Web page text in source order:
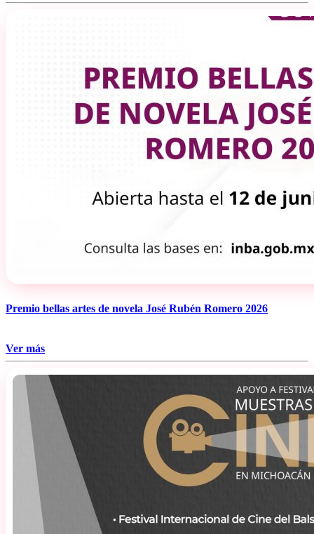
Premio bellas artes de novela José Rubén Romero 2026
Ver más